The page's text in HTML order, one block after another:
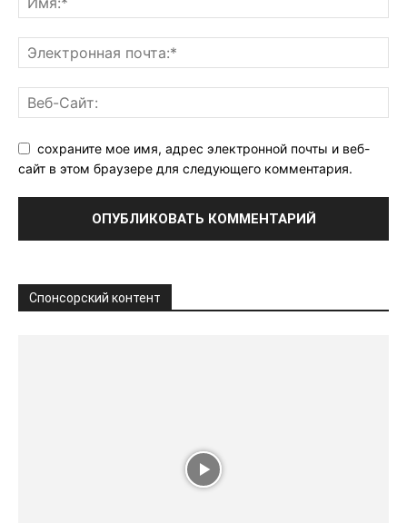
сохраните мое имя, адрес электронной почты и веб-
сайт в этом браузере для следующего комментария.
Спонсорский контент